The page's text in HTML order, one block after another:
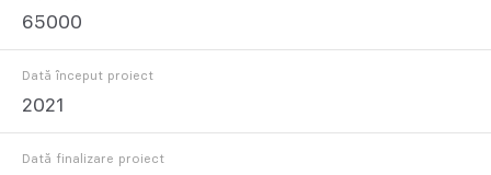
65000
Dată început proiect
2021
Dată finalizare proiect